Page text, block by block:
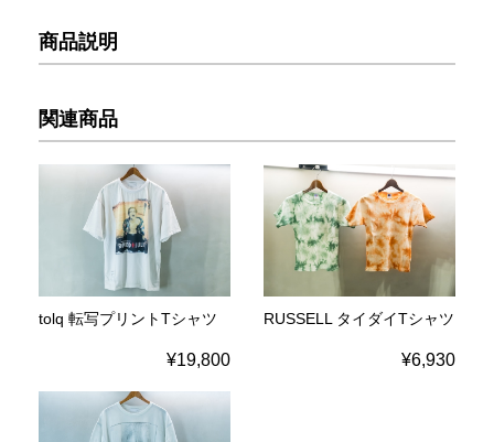
商品説明
関連商品
tolq 転写プリントTシャツ
¥19,800
RUSSELL タイダイTシャツ
¥6,930